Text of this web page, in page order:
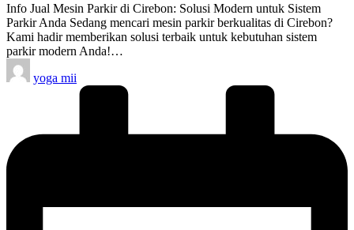
Info Jual Mesin Parkir di Cirebon: Solusi Modern untuk Sistem
Parkir Anda Sedang mencari mesin parkir berkualitas di Cirebon?
Kami hadir memberikan solusi terbaik untuk kebutuhan sistem
parkir modern Anda!…
Posted
by
yoga mii